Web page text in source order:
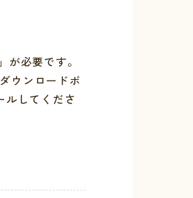
」が必要です。
ウンロードボ
ルしてくださ